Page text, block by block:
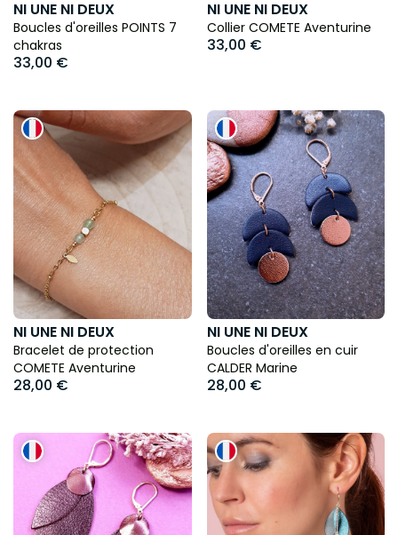
NI UNE NI DEUX
Boucles d'oreilles POINTS 7
chakras
33,00 €
NI UNE NI DEUX
Collier COMETE Aventurine
33,00 €
NI UNE NI DEUX
Bracelet de protection
COMETE Aventurine
28,00 €
NI UNE NI DEUX
Boucles d'oreilles en cuir
CALDER Marine
28,00 €